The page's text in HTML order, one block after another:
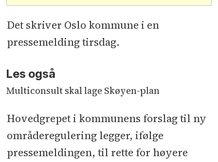
Det skriver Oslo kommune i en
pressemelding tirsdag.
Les også
Multiconsult skal lage Skøyen-plan
Hovedgrepet i kommunens forslag til ny
områderegulering legger, ifølge
pressemeldingen, til rette for høyere